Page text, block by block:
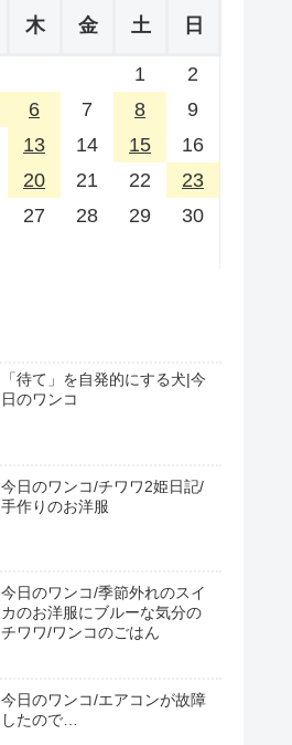
木 金 土 日
1
2
6 7 8
9
13 14 15
16
20 21 22
23
27 28 29
30
「待て」を自発的にする犬|今
日のワンコ
今日のワンコ/チワワ2姫日記/
手作りのお洋服
今日のワンコ/季節外れのスイ
カのお洋服にブルーな気分の
チワワ/ワンコのごはん
今日のワンコ/エアコンが故障
したので…